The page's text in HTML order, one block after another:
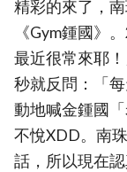
精彩的來了，
《Gym鍾國》
最近很常來耶
秒就反問：「
動地喊金鍾國
不悅XDD。南
話，所以現在